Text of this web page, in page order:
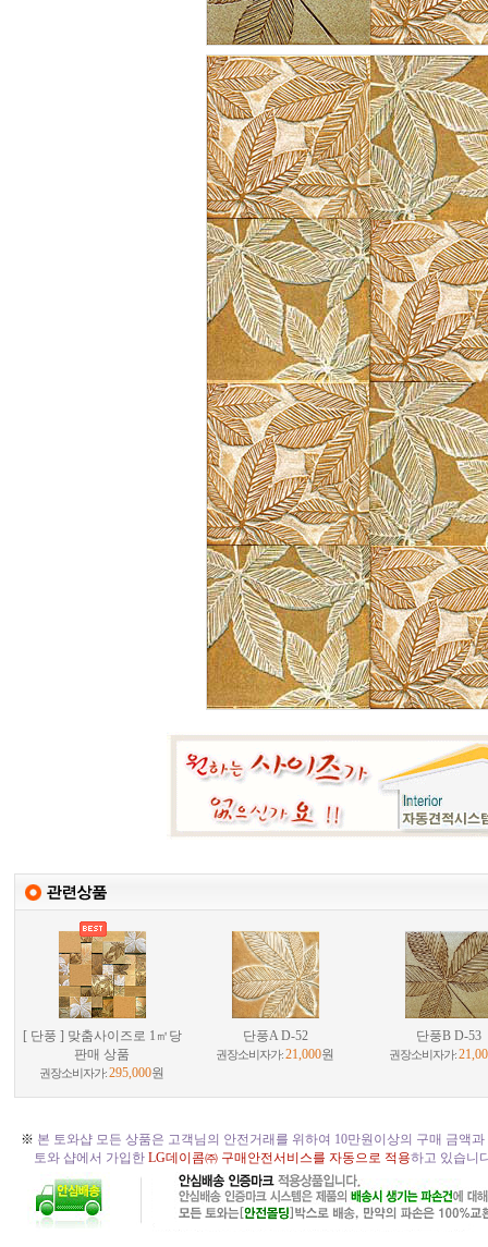
[ 단풍 ] 맞춤사이즈로 1㎡당
판매 상품
권장소비자가:295,000원
단풍A D-52
권장소비자가:21,000원
단풍B D-53
권장소비자가:
※ 본 토와샵 모든 상품은 고객님의 안전거래를 위하여 10만원이상의 구매 금액
토와 샵에서 가입한 LG데이콤㈜ 구매안전서비스를 자동으로 적용하고 있습니